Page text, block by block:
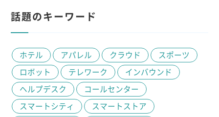
話題のキーワード
ホテル アパレル クラウド
スポーツ
ロボット
テレワーク
インバウンド
ヘルプデスク
コールセンター
スマートシティ
スマートストア